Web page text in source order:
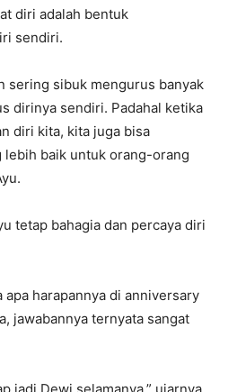
diri adalah bentuk
sendiri.
sering sibuk mengurus banyak
dirinya sendiri. Padahal ketika
diri kita, kita juga bisa
lebih baik untuk orang-orang
tetap bahagia dan percaya diri
harapannya di anniversary
jawabannya ternyata sangat